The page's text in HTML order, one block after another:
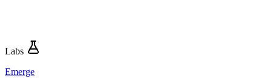
Labs
Emerge